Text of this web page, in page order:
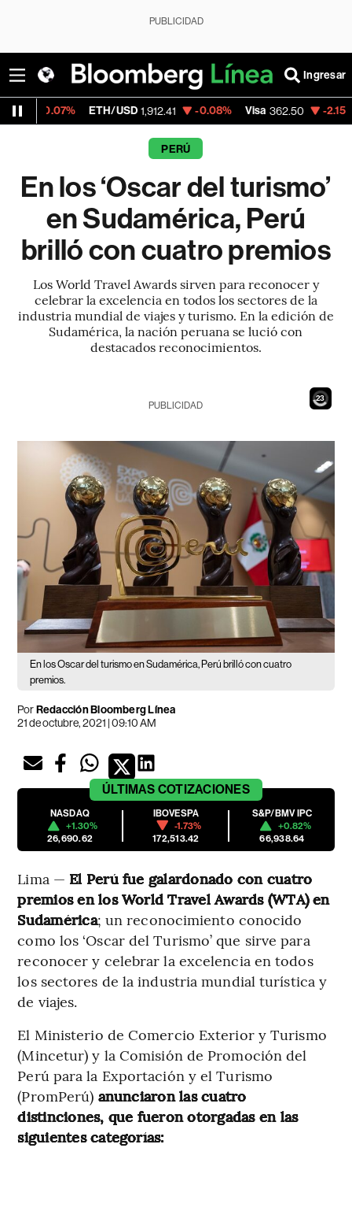
PUBLICIDAD
Ingresar
ETH/USD 1,912.41 -0.08% Visa 362.50 -2.15%
PERÚ
En los ‘Oscar del turismo’
en Sudamérica, Perú
brilló con cuatro premios
Los World Travel Awards sirven para reconocer y
celebrar la excelencia en todos los sectores de la
industria mundial de viajes y turismo. En la edición de
Sudamérica, la nación peruana se lució con
destacados reconocimientos.
21
PUBLICIDAD
En los Oscar del turismo en Sudamérica, Perú brilló con cuatro
premios.
PorRedacción Bloomberg Línea
21 de octubre, 2021 | 09:10 AM
ÚLTIMAS COTIZACIONES
NASDAQ
+1.30%
26,690.62
IBOVESPA
-1.73%
172,513.42
S&P/BMV IPC
+0.82%
66,938.64
Lima — El Perú fue galardonado con cuatro
premios en los World Travel Awards (WTA) en
Sudamérica; un reconocimiento conocido
como los ‘Oscar del Turismo’ que sirve para
reconocer y celebrar la excelencia en todos
los sectores de la industria mundial turística y
de viajes.
El Ministerio de Comercio Exterior y Turismo
(Mincetur) y la Comisión de Promoción del
Perú para la Exportación y el Turismo
(PromPerú) anunciaron las cuatro
distinciones, que fueron otorgadas en las
siguientes categorías: